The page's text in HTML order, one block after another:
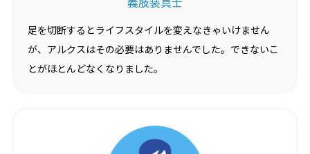
足を切断するとライフスタイルを変えなきゃいけません
が、アルクスはその必要はありませんでした。できないこ
とがほとんどなくなりました。